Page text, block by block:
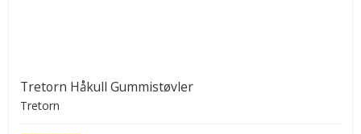
Tretorn Håkull Gummistøvler
Tretorn